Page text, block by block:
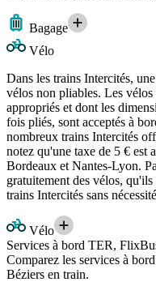
Bagage
Vélo
Dans les trains Intercités,
vélos non pliables. Les vélos
appropriés et dont les
fois pliés, sont acceptés à
nombreux trains Intercités
notez qu'une taxe de 5 € est
Bordeaux et Nantes-Lyon.
gratuitement des vélos,
trains Intercités sans
Vélo
Services à bord TER,
Comparez les services à
Béziers en train.